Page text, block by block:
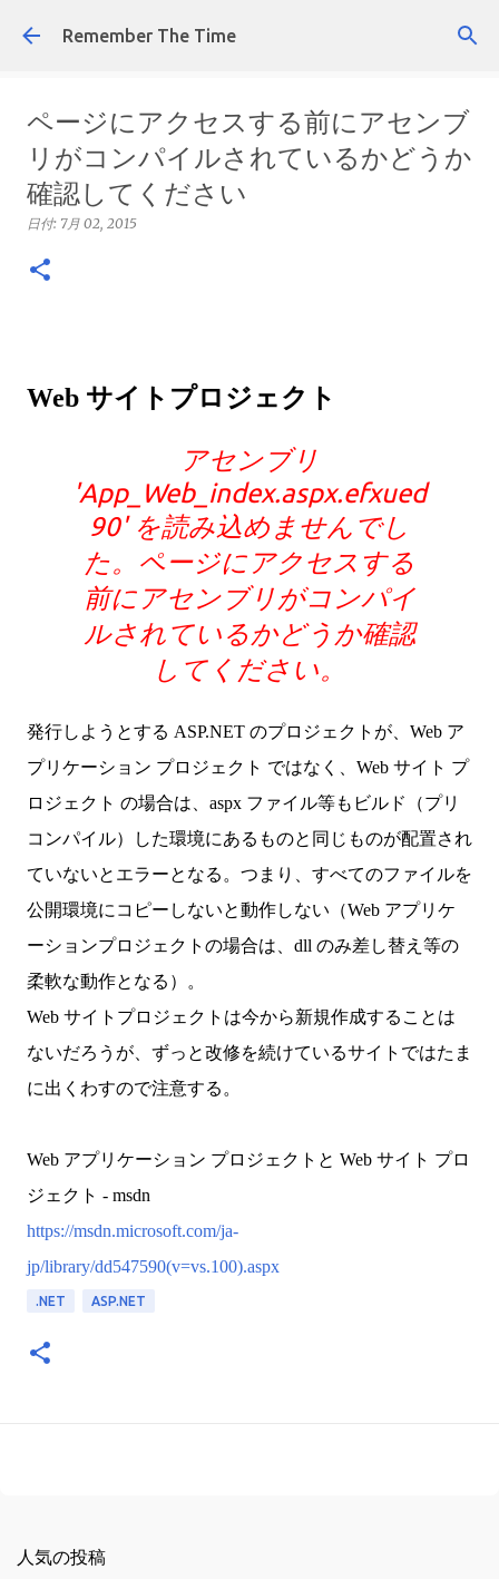
スキップしてメイン コンテンツに移動
Remember The Time
ページにアクセスする前にアセンブ
リがコンパイルされているかどうか
確認してください
日付: 7月 02, 2015
Web サイトプロジェクト
アセンブリ
'App_Web_index.aspx.efxued
90' を読み込めませんでし
た。ページにアクセスする
前にアセンブリがコンパイ
ルされているかどうか確認
してください。
発行しようとする ASP.NET のプロジェクトが、Web ア
プリケーション プロジェクト ではなく、Web サイト プ
ロジェクト の場合は、aspx ファイル等もビルド（プリ
コンパイル）した環境にあるものと同じものが配置され
ていないとエラーとなる。つまり、すべてのファイルを
公開環境にコピーしないと動作しない（Web アプリケ
ーションプロジェクトの場合は、dll のみ差し替え等の
柔軟な動作となる）。
Web サイトプロジェクトは今から新規作成することは
ないだろうが、ずっと改修を続けているサイトではたま
に出くわすので注意する。
Web アプリケーション プロジェクトと Web サイト プロ
ジェクト - msdn
https://msdn.microsoft.com/ja-
jp/library/dd547590(v=vs.100).aspx
.NET ASP.NET
人気の投稿